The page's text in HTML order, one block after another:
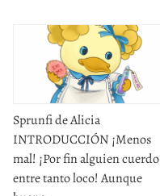
Sprunfi de Alicia
INTRODUCCIÓN ¡Menos
mal! ¡Por fin alguien cuerdo
entre tanto loco! Aunque